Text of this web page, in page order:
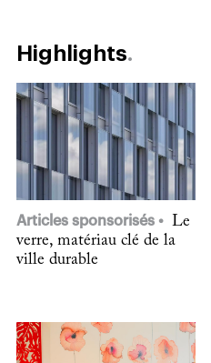
Highlights
Articles sponsorisés
Le
verre, matériau clé de la
ville durable